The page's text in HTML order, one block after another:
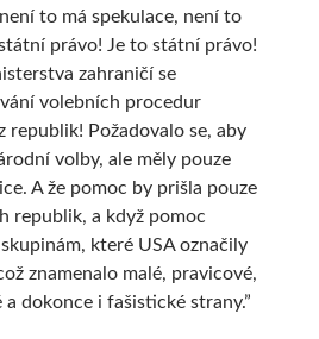
to má spekulace, není to
právo! Je to státní právo!
zahraničí se
volebních procedur
republik! Požadovalo se, aby
volby, ale měly pouze
A že pomoc by prišla pouze
republik, a když pomoc
které USA označily
znamenalo malé, pravicové,
dokonce i fašistické strany.”